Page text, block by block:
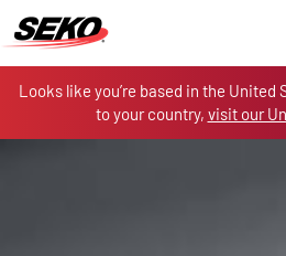
Looks like you’re based in the
to your country, visit our